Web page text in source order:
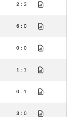
2 : 3
6 : 0
0 : 0
1 : 1
0 : 1
3 : 0